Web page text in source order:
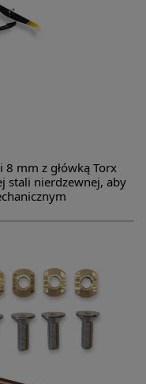
8 mm z główką Torx
stali nierdzewnej, aby